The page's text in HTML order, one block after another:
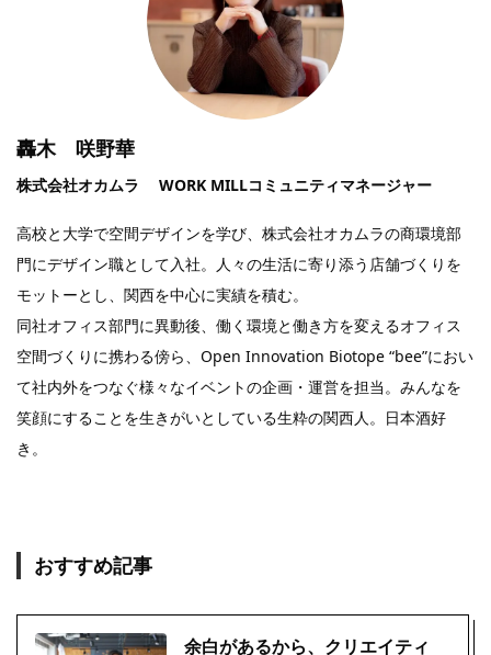
轟木 咲野華
株式会社オカムラ WORK MILLコミュニティマネージャー
高校と大学で空間デザインを学び、株式会社オカムラの商環境部
門にデザイン職として入社。人々の生活に寄り添う店舗づくりを
モットーとし、関西を中心に実績を積む。
同社オフィス部門に異動後、働く環境と働き方を変えるオフィス
空間づくりに携わる傍ら、Open Innovation Biotope “bee”におい
て社内外をつなぐ様々なイベントの企画・運営を担当。みんなを
笑顔にすることを生きがいとしている生粋の関西人。日本酒好
き。
おすすめ記事
余白があるから、クリエイティ